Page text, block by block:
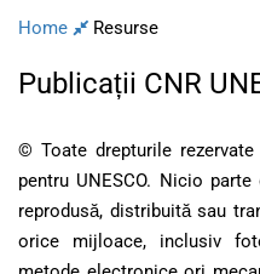
Home Resurse
Publicații CNR
© Toate drepturile
pentru UNESCO. Nicio
reprodusă, distribuită sau
orice mijloace, inclusiv